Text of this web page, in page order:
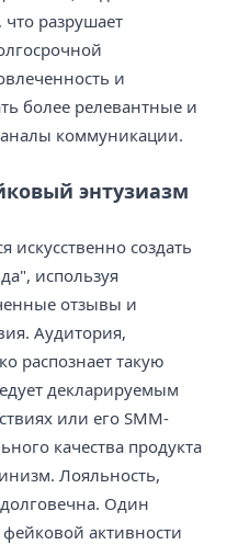
разрушает
и
более релевантные и
коммуникации.
энтузиазм
создать
используя
отзывы и
Аудитория,
распознает такую
декларируемым
или его SMM-
качества продукта
Лояльность,
Один
активности